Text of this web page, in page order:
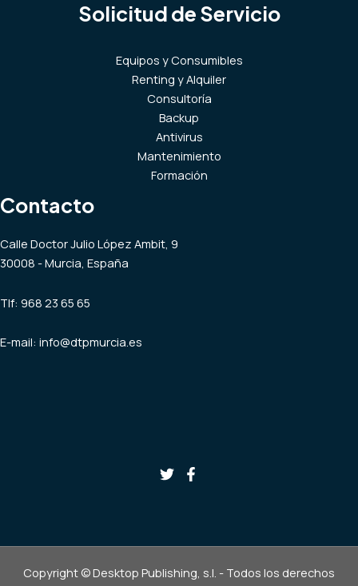
Solicitud de Servicio
Equipos y Consumibles
Renting y Alquiler
Consultoría
Backup
Antivirus
Mantenimiento
Formación
Contacto
Calle Doctor Julio López Ambit, 9
30008 - Murcia, España
Tlf: 968 23 65 65
E-mail: info@dtpmurcia.es
Copyright © Desktop Publishing, s.l. - Todos los derechos